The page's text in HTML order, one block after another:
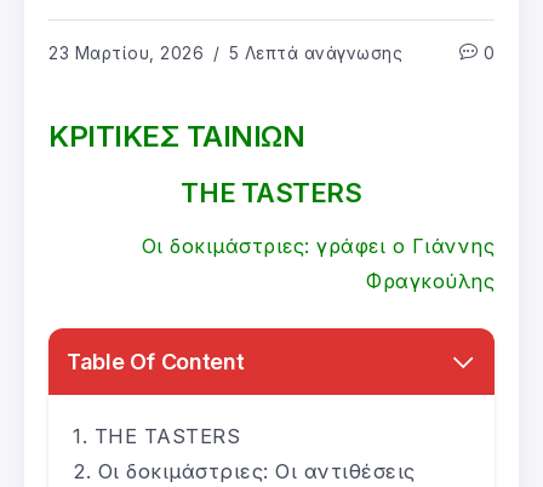
23 Μαρτίου, 2026 5 Λεπτά ανάγνωσης 0
ΚΡΙΤΙΚΕΣ ΤΑΙΝΙΩΝ
THE TASTERS
Οι δοκιμάστριες: γράφει ο Γιάννης
Φραγκούλης
Table Of Content
THE TASTERS
Οι δοκιμάστριες: Οι αντιθέσεις